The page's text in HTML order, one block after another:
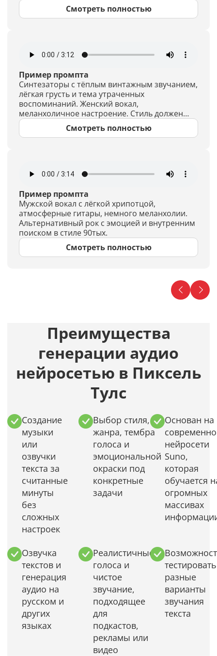
Смотреть полностью
Пример промпта
Синтезаторы с тёплым винтажным звучанием,
лёгкая грусть и тема утраченных
воспоминаний. Женский вокал,
меланхоличное настроение. Стиль должен
быть похож на музыку девяностых
Смотреть полностью
Пример промпта
Мужской вокал с лёгкой хрипотцой,
атмосферные гитары, немного меланхолии.
Альтернативный рок с эмоцией и внутренним
поиском в стиле 90тых.
Смотреть полностью
Преимущества
генерации аудио
нейросетью в Пиксель
Тулс
Создание
музыки
или
озвучки
текста за
считанные
минуты
без
сложных
настроек
Выбор стиля,
жанра, тембра
голоса и
эмоциональной
окраски под
конкретные
задачи
Основан на
нейросети
Suno,
которая
обучается
огромных
массивах
Озвучка
текстов и
генерация
аудио на
русском и
других
языках
Реалистичные
голоса и
чистое
звучание,
подходящее
для
подкастов,
рекламы или
видео
тестировать
разные
варианты
звучания
текста